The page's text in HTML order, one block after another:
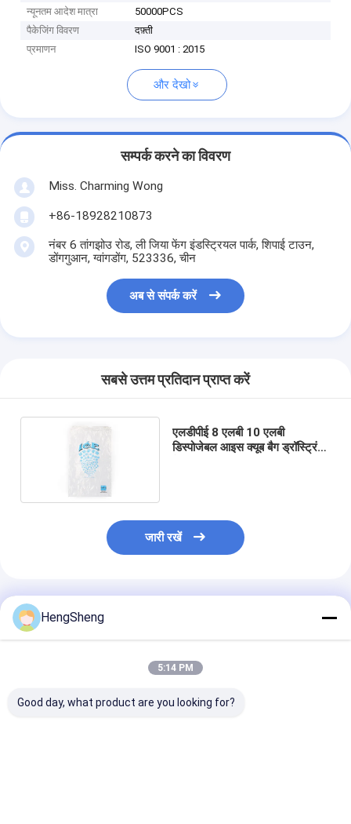
न्यूनतम आदेश मात्रा
50000PCS
पैकेजिंग विवरण
दफ़्ती
प्रमाणन
ISO 9001 : 2015
और देखो
सम्पर्क करने का विवरण
Miss. Charming Wong
+86-18928210873
नंबर 6 तांगझोउ रोड, ली जिया फेंग इंडस्ट्रियल पार्क, शिपाई टाउन,
डोंगगुआन, ग्वांगडोंग, 523336, चीन
अब से संपर्क करें
सबसे उत्तम प्रतिदान प्राप्त करें
एलडीपीई 8 एलबी 10 एलबी
डिस्पोजेबल आइस क्यूब बैग ड्रॉस्ट्रिंग
जारी रखें
अनुशंसित उत्पाद
HengSheng
5:14 PM
Good day, what product are you looking for?